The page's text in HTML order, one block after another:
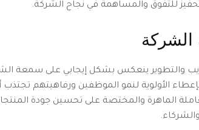
للتفوق والمساهمة في نجاح الشركة.
الشركة
والتطوير ينعكس بشكل إيجابي على
الأولوية لنمو الموظفين ورفاهيتهم
الماهرة والمختصة على تحسين جودة